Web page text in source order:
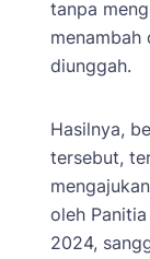
tanpa
menambah
diunggah.
Hasilnya,
tersebut,
oleh
2024,